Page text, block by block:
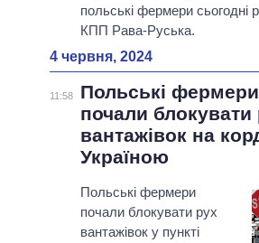
польські фермери сьогодні
КПП Рава-Руська.
4 червня, 2024
11:58
Польські
почали блокувати
вантажівок на
Україною
Польські фермери
почали блокувати рух
вантажівок у пункті